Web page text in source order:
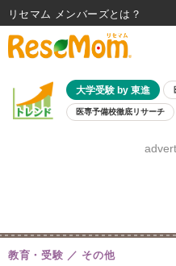
大学受験 by 東進
医専予備校徹底リサーチ
8月開催学校
教育・受験 その他
リセマム メンバーズ